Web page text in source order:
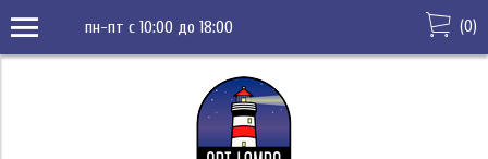
пн-пт с 10:00 до 18:00 (0)